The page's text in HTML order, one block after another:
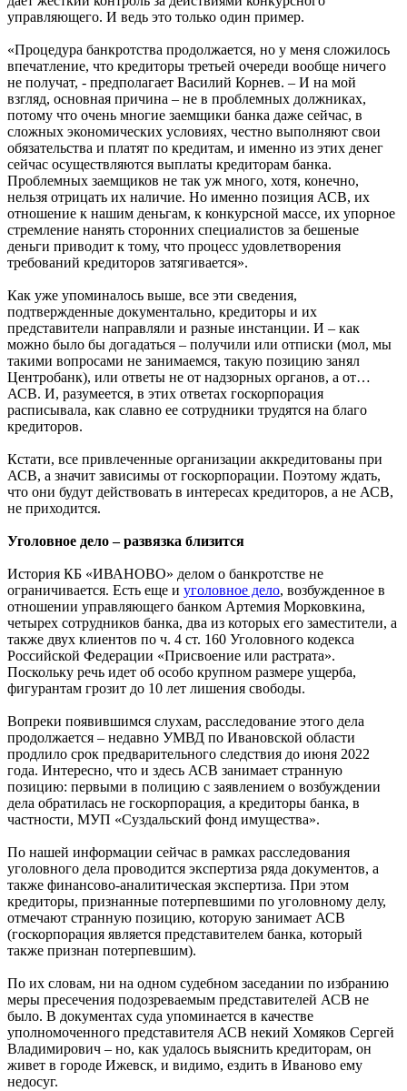
управляющего. И ведь это только один пример.
«Процедура банкротства продолжается, но у меня сложилось
впечатление, что кредиторы третьей очереди вообще ничего
не получат, - предполагает Василий Корнев. – И на мой
взгляд, основная причина – не в проблемных должниках,
потому что очень многие заемщики банка даже сейчас, в
сложных экономических условиях, честно выполняют свои
обязательства и платят по кредитам, и именно из этих денег
сейчас осуществляются выплаты кредиторам банка.
Проблемных заемщиков не так уж много, хотя, конечно,
нельзя отрицать их наличие. Но именно позиция АСВ, их
отношение к нашим деньгам, к конкурсной массе, их упорное
стремление нанять сторонних специалистов за бешеные
деньги приводит к тому, что процесс удовлетворения
требований кредиторов затягивается».
Как уже упоминалось выше, все эти сведения,
подтвержденные документально, кредиторы и их
представители направляли и разные инстанции. И – как
можно было бы догадаться – получили или отписки (мол, мы
такими вопросами не занимаемся, такую позицию занял
Центробанк), или ответы не от надзорных органов, а от…
АСВ. И, разумеется, в этих ответах госкорпорация
расписывала, как славно ее сотрудники трудятся на благо
кредиторов.
Кстати, все привлеченные организации аккредитованы при
АСВ, а значит зависимы от госкорпорации. Поэтому ждать,
что они будут действовать в интересах кредиторов, а не АСВ,
не приходится.
Уголовное дело – развязка близится
История КБ «ИВАНОВО» делом о банкротстве не
ограничивается. Есть еще и уголовное дело, возбужденное в
отношении управляющего банком Артемия Морковкина,
четырех сотрудников банка, два из которых его заместители, а
также двух клиентов по ч. 4 ст. 160 Уголовного кодекса
Российской Федерации «Присвоение или растрата».
Поскольку речь идет об особо крупном размере ущерба,
фигурантам грозит до 10 лет лишения свободы.
Вопреки появившимся слухам, расследование этого дела
продолжается – недавно УМВД по Ивановской области
продлило срок предварительного следствия до июня 2022
года. Интересно, что и здесь АСВ занимает странную
позицию: первыми в полицию с заявлением о возбуждении
дела обратилась не госкорпорация, а кредиторы банка, в
частности, МУП «Суздальский фонд имущества».
По нашей информации сейчас в рамках расследования
уголовного дела проводится экспертиза ряда документов, а
также финансово-аналитическая экспертиза. При этом
кредиторы, признанные потерпевшими по уголовному делу,
отмечают странную позицию, которую занимает АСВ
(госкорпорация является представителем банка, который
также признан потерпевшим).
По их словам, ни на одном судебном заседании по избранию
меры пресечения подозреваемым представителей АСВ не
было. В документах суда упоминается в качестве
уполномоченного представителя АСВ некий Хомяков Сергей
Владимирович – но, как удалось выяснить кредиторам, он
живет в городе Ижевск, и видимо, ездить в Иваново ему
недосуг.